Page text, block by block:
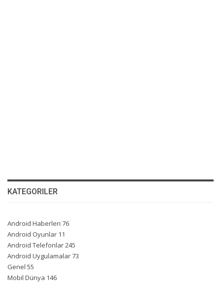
KATEGORILER
Android Haberleri 76
Android Oyunlar 11
Android Telefonlar245
Android Uygulamalar73
Genel 55
Mobil Dünya 146